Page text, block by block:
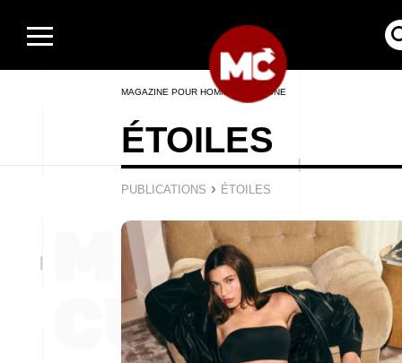
MAGAZINE POUR HOMMES EN LIGNE
ÉTOILES
PUBLICATIONS › ÉTOILES